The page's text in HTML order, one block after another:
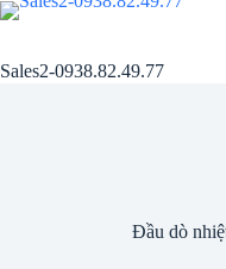
Chuyển
nội
Sales2-0938.82.49.77
Đầu dò